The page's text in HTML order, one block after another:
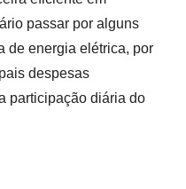
passar por alguns
de energia elétrica, por
despesas
participação diária do